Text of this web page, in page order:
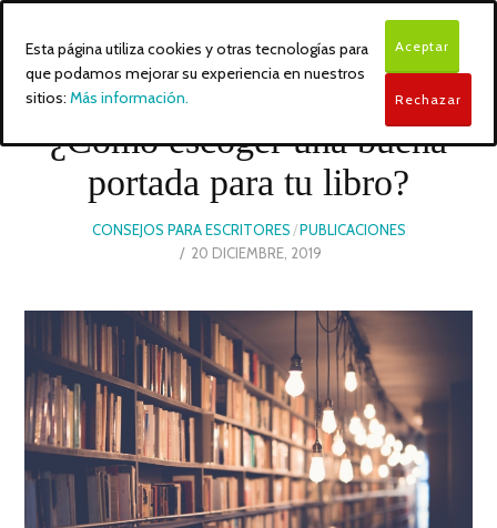
¿Cómo escoger una buena
portada para tu libro?
CONSEJOS PARA ESCRITORES /PUBLICACIONES
POSTED
20 DICIEMBRE, 2019
Esta página utiliza cookies y otras tecnologías para
que podamos mejorar su experiencia en nuestros
sitios: Más información.
Aceptar
Rechazar